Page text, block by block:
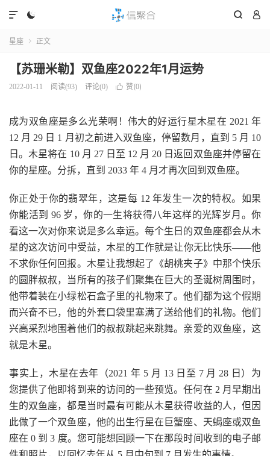
  

星座  正文
【苏珊米勒】双鱼座2022年1月运势
2022-01-11 阅读(93) 评论(0)  赞(0)
成为双鱼座是多么光荣啊！伟大的好运行星木星在 2021 年
12 月 29 日 1 月初之前进入双鱼座，停留数月，直到 5 月 10
日。木星将在 10 月 27 日至 12 月 20 日返回双鱼座并停留在
你的星座。分拆，直到 2033 年 4 月才再次回到双鱼座。
你正处于你的翡翠年，这是每 12 年发生一次的特权。如果
你能活到 96 岁，你的一生将获得八年这样的光辉岁月。你
看这一次对你来说是多么幸运。每个生日的双鱼座都会从木
星的这次访问中受益，木星的工作就是让你无比快乐——他
不求你任何回报。木星让我想起了《胡桃夹子》中那个快乐
的圆胖叔叔，当所有的孩子们聚集在巨大的圣诞树周围时，
他带着装在小绿松石盒子里的礼物来了。他们都为这个假期
而兴奋不已，他的外套口袋里塞满了送给他们的礼物。他们
兴高采烈地围着他们的叔叔跳起来跳舞。亲爱的双鱼座，这
就是木星。
事实上，木星在去年（2021 年 5 月 13 日至 7 月 28 日）为
您提供了他即将到来的访问的一些预览。任何在 2 月早期出
生的双鱼座，都是当时最有可能从木星获得收益的人，但因
此做了一个双鱼座，他的出生行星在巨蟹座、天蝎座或双鱼
座在 0 到 3 度。您可能想回顾一下在那段时间收到的电子邮